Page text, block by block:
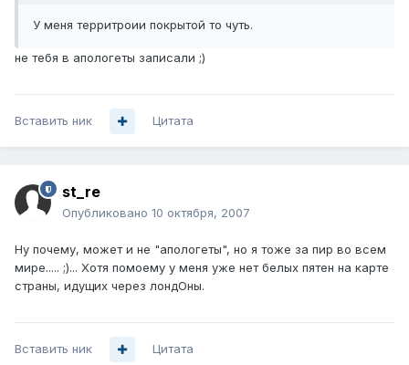
У меня территроии покрытой то чуть.
не тебя в апологеты записали ;)
Вставить ник Цитата
st_re
Опубликовано 10 октября, 2007
Ну почему, может и не "апологеты", но я тоже за пир во всем
мире..... ;)... Хотя помоему у меня уже нет белых пятен на карте
страны, идущих через лондОны.
Вставить ник Цитата